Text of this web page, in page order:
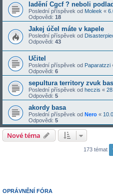
ladění Cgcf ? neboli
Poslední příspěvek od Moleek «
Odpovědi: 18
Jakej účel máte v kapele
Poslední příspěvek od
Odpovědi: 43
Učitel
Poslední příspěvek od Paparatzzi
Odpovědi: 6
sepultura territory zvuk
Poslední příspěvek od heczis «
Odpovědi: 5
akordy basa
Poslední příspěvek od Nero «
Odpovědi: 5
Nové téma
173 témat
OPRÁVNĚNÍ FÓRA